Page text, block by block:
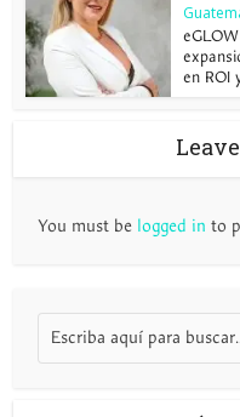
en ROI
You must be logged in to